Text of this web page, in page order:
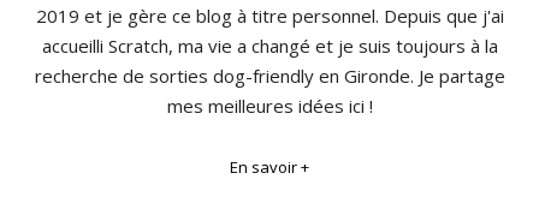
2019 et je gère ce blog à titre personnel. Depuis que j'ai
accueilli Scratch, ma vie a changé et je suis toujours à la
recherche de sorties dog-friendly en Gironde. Je partage
mes meilleures idées ici !
En savoir +